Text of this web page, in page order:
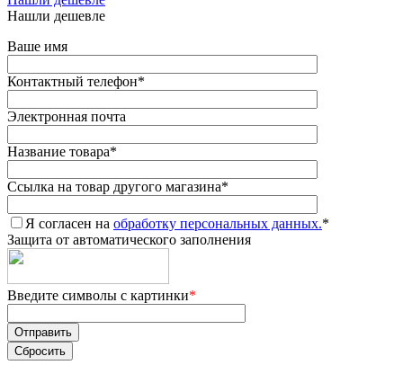
Нашли дешевле
Ваше имя
Контактный телефон*
Электронная почта
Название товара*
Ссылка на товар другого магазина*
Я согласен на обработку персональных данных.*
Защита от автоматического заполнения
Введите символы с картинки*